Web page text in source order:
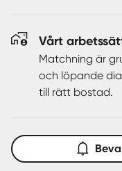
Vårt
Matchning är
och löpande
till rätt bostad.